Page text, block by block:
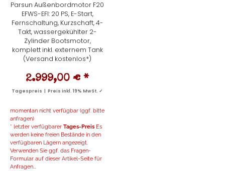
Parsun Außenbordmotor F20
EFWS-EFI: 20 PS, E-Start,
Fernschaltung, Kurzschaft, 4-
Takt, wassergekühlter 2-
Zylinder Bootsmotor,
komplett inkl. externem Tank
(Versand kostenlos*)
2.999,00 € *
Tagespreis | Preis inkl. 19% MwSt. ✓
momentan nicht verfügbar (ggf. bitte
anfragen)
* letzter verfügbarer Tages-Preis Es
werden keine freien Bestände in den
verfügbaren Lägern angezeigt.
Verwenden Sie ggf. das Fragen-
Formular auf dieser Artikel-Seite für
Anfragen...